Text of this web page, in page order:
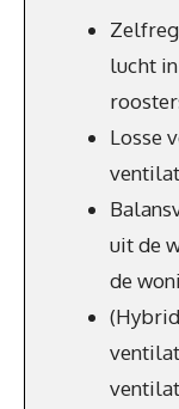
lucht
Losse
uit de
de